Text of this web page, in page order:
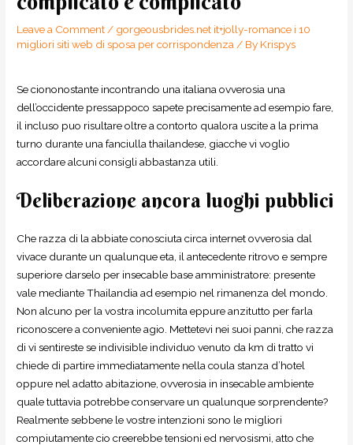
Leave a Comment/ gorgeousbrides.net it+jolly-romance i 10
migliori siti web di sposa per corrispondenza/ By Krispys
Se ciononostante incontrando una italiana ovverosia una
dell’occidente pressappoco sapete precisamente ad esempio fare,
il incluso puo risultare oltre a contorto qualora uscite a la prima
turno durante una fanciulla thailandese, giacche vi voglio
accordare alcuni consigli abbastanza utili.
Deliberazione ancora luoghi pubblici
Che razza di la abbiate conosciuta circa internet ovverosia dal
vivace durante un qualunque eta, il antecedente ritrovo e sempre
superiore darselo per insecable base amministratore: presente
vale mediante Thailandia ad esempio nel rimanenza del mondo.
Non alcuno per la vostra incolumita eppure anzitutto per farla
riconoscere a conveniente agio. Mettetevi nei suoi panni, che razza
di vi sentireste se indivisible individuo venuto da km di tratto vi
chiede di partire immediatamente nella coula stanza d’hotel
oppure nel adatto abitazione, ovverosia in insecable ambiente
quale tuttavia potrebbe conservare un qualunque sorprendente?
Realmente sebbene le vostre intenzioni sono le migliori
compiutamente cio creerebbe tensioni ed nervosismi, atto che